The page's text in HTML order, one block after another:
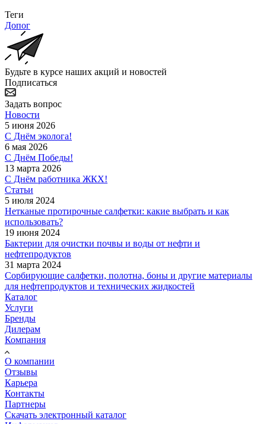
Теги
Допог
Будьте в курсе наших акций и новостей
Подписаться
Задать вопрос
Новости
5 июня 2026
С Днём эколога!
6 мая 2026
С Днём Победы!
13 марта 2026
С Днём работника ЖКХ!
Статьи
5 июля 2024
Нетканые протирочные салфетки: какие выбрать и как
использовать?
19 июня 2024
Бактерии для очистки почвы и воды от нефти и
нефтепродуктов
31 марта 2024
Сорбирующие салфетки, полотна, боны и другие материалы
для нефтепродуктов и технических жидкостей
Каталог
Услуги
Бренды
Дилерам
Компания
О компании
Отзывы
Карьера
Контакты
Партнеры
Скачать электронный каталог